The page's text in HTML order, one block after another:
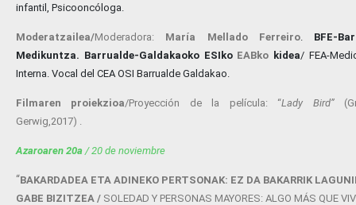
infantil, Psicooncóloga.
Moderatzailea/Moderadora: María Mellado Ferreiro. BFE-
Medikuntza. Barrualde-Galdakaoko ESIko EABko kidea/ FEA-
Interna. Vocal del CEA OSI Barrualde Galdakao.
Filmaren proiekzioa/Proyección de la película: “Lady Bird”
Gerwig,2017) .
Azaroaren 20a / 20 de noviembre
“BAKARDADEA ETA ADINEKO PERTSONAK: EZ DA BAKARRIK
GABE BIZITZEA / SOLEDAD Y PERSONAS MAYORES: ALGO MÁS QUE